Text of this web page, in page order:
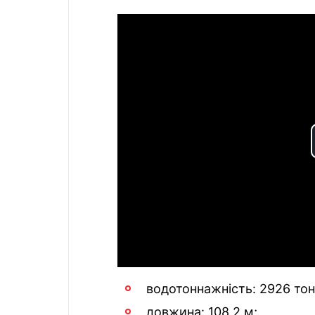
водотоннажність: 2926
довжина: 108,2 м;